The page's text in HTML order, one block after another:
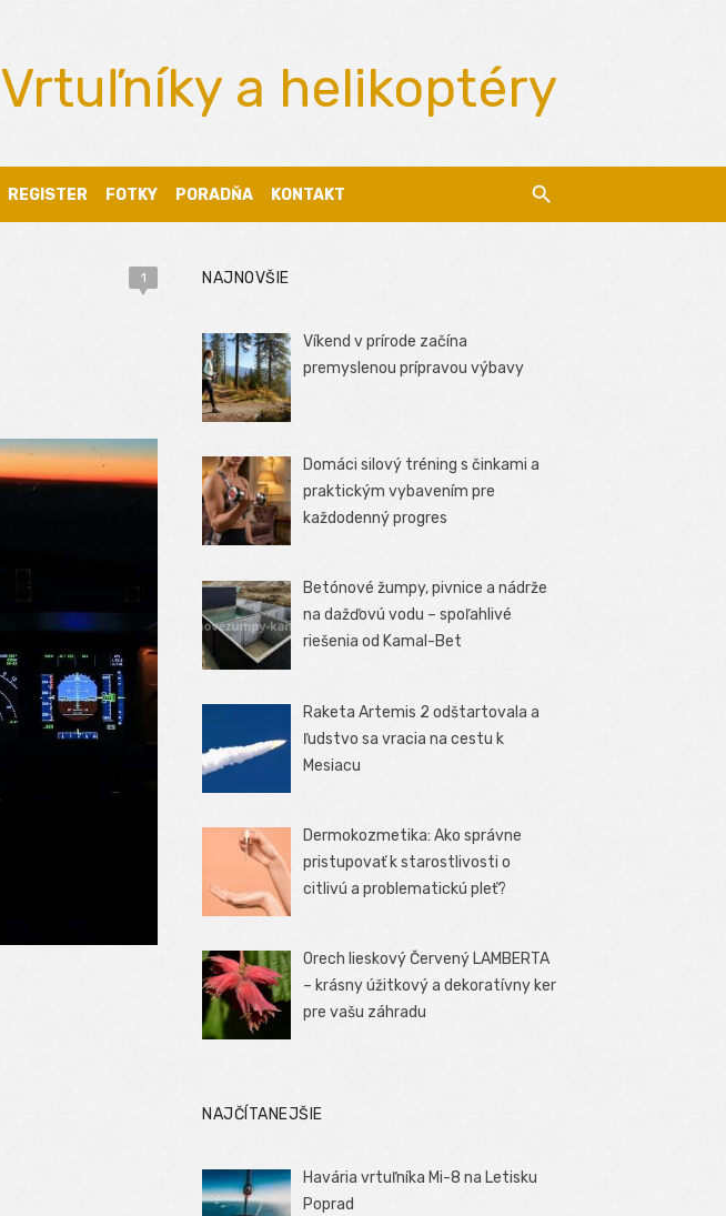
Vrtuľníky a helikoptéry
REGISTER FOTKY PORADŇA KONTAKT
1 NAJNOVŠIE
Víkend v prírode začína
premyslenou prípravou výbavy
Domáci silový tréning s činkami a
praktickým vybavením pre
každodenný progres
Betónové žumpy, pivnice a nádrže
na dažďovú vodu – spoľahlivé
riešenia od Kamal-Bet
Raketa Artemis 2 odštartovala a
ľudstvo sa vracia na cestu k
Mesiacu
Dermokozmetika: Ako správne
pristupovať k starostlivosti o
citlivú a problematickú pleť?
Orech lieskový Červený LAMBERTA
– krásny úžitkový a dekoratívny ker
pre vašu záhradu
NAJČÍTANEJŠIE
Havária vrtuľníka Mi-8 na Letisku
Poprad